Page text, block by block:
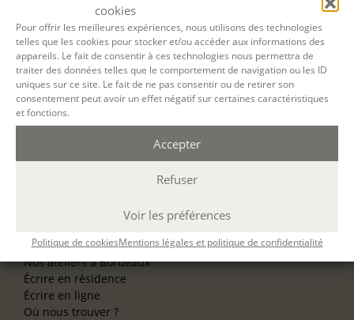
cookies
Pour offrir les meilleures expériences, nous utilisons des technologies
telles que les cookies pour stocker et/ou accéder aux informations des
appareils. Le fait de consentir à ces technologies nous permettra de
traiter des données telles que le comportement de navigation ou les ID
uniques sur ce site. Le fait de ne pas consentir ou de retirer son
consentement peut avoir un effet négatif sur certaines caractéristiques
et fonctions.
Accepter
Refuser
Voir les préférences
Politique de cookiesMentions légales et politique de confidentialité
NOS ATELIERS
Découverte
L’école d’écriture
La fabrique du manuscrit
Les stages pour artistes-auteurs
Se former à la biographie
Nos ateliers à Lyon
Nos ateliers à Bordeaux
Écrire en résidence
Écrire en ligne
Où nous trouver ?